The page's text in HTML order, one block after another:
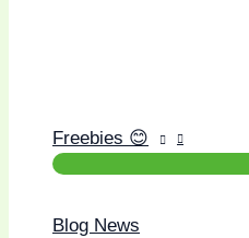
Freebies 😊
Blog News